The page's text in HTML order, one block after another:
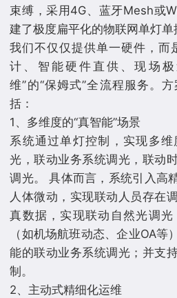
束缚，采用4G、蓝牙Mesh或
建了极度扁平化的物联网单灯单
我们不仅仅提供单一硬件，而
计、智能硬件直供、现场
维”的“保姆式”全流程服务。
括：
1、多维度的“真智能”场景
系统通过单灯控制，实现多
光，联动业务系统调光，联动
调光。 具体而言，系统引入高
人体微动，实现联动人员存在
真数据，实现联动自然光调
（如机场航班动态、企业OA等
能的联动业务系统调光；并支
制。
2、主动式精细化运维